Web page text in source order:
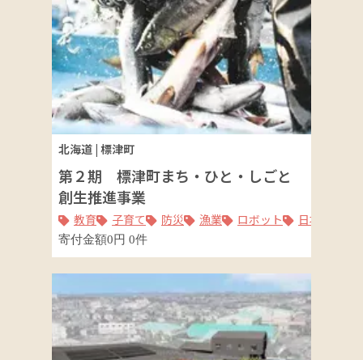
北海道 | 標津町
第２期 標津町まち・ひと・しごと
創生推進事業
教育 子育て 防災 漁業 ロボット 日本遺産
寄付金額0円 0件